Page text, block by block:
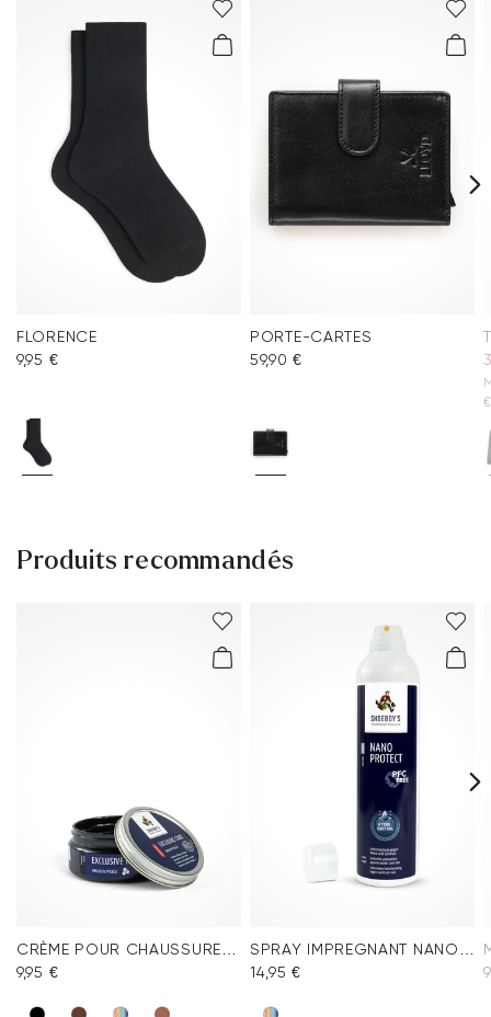
FLORENCE
9,95 €
PORTE-CARTES
59,90 €
€
Produits recommandés
CRÈME POUR CHAUSSURES EXCLUSIVE NOIRE
9,95 €
SPRAY IMPREGNANT NANO PROTECT
14,95 €